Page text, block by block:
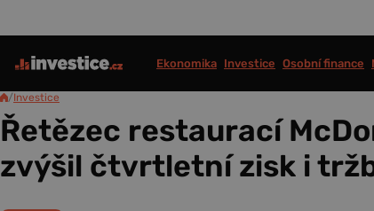
Ekonomika Investice Osobní finance
/Investice
Řetězec restaurací
zvýšil čtvrtletní zisk i